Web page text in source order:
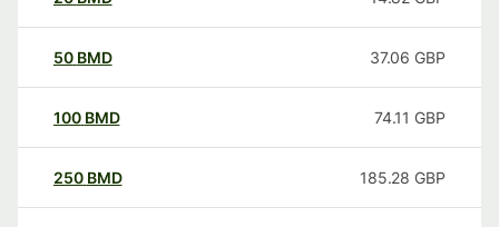
50 BMD 37.06 GBP
100 BMD 74.11 GBP
250 BMD 185.28 GBP